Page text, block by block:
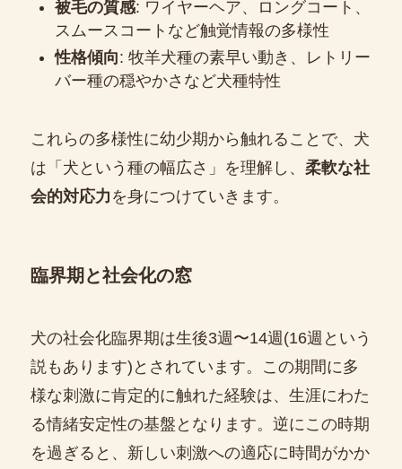
被毛の質感: ワイヤーヘア、ロングコート、
スムースコートなど触覚情報の多様性
性格傾向: 牧羊犬種の素早い動き、レトリー
バー種の穏やかさなど犬種特性
これらの多様性に幼少期から触れることで、犬
は「犬という種の幅広さ」を理解し、 柔軟な社
会的対応力 を身につけていきます。
臨界期と社会化の窓
犬の社会化臨界期は生後3週〜14週(16週という
説もあります)とされています。この期間に多
様な刺激に肯定的に触れた経験は、生涯にわた
る情緒安定性の基盤となります。逆にこの時期
を過ぎると、新しい刺激への適応に時間がかか